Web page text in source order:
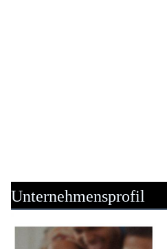
Unternehmensprofil